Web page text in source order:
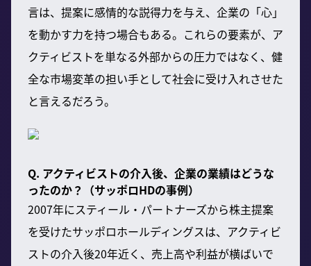
言は、提案に感情的な説得力を与え、企業の「心」
を動かす力を持つ場合もある。これらの要素が、ア
クティビストを単なる外部からの圧力ではなく、健
全な市場変革の担い手として社会に受け入れさせた
と言えるだろう。
Q. アクティビストの介入後、企業の業績はどうな
ったのか？（サッポロHDの事例）
2007年にスティール・パートナーズから株主提案
を受けたサッポロホールディングスは、アクティビ
ストの介入後20年近く、売上高や利益が横ばいで